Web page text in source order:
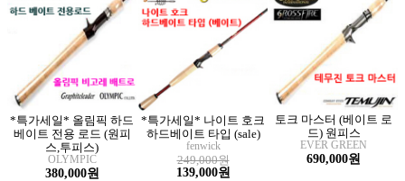
*특가세일* 올림픽 하드
베이트 전용 로드 (원피
스,투피스)
OLYMPIC
380,000원
*특가세일* 나이트 호크
하드베이트 타입 (sale)
fenwick
249,000원
139,000원
토크 마스터 (베이트 로
드) 원피스
EVER GREEN
690,000원